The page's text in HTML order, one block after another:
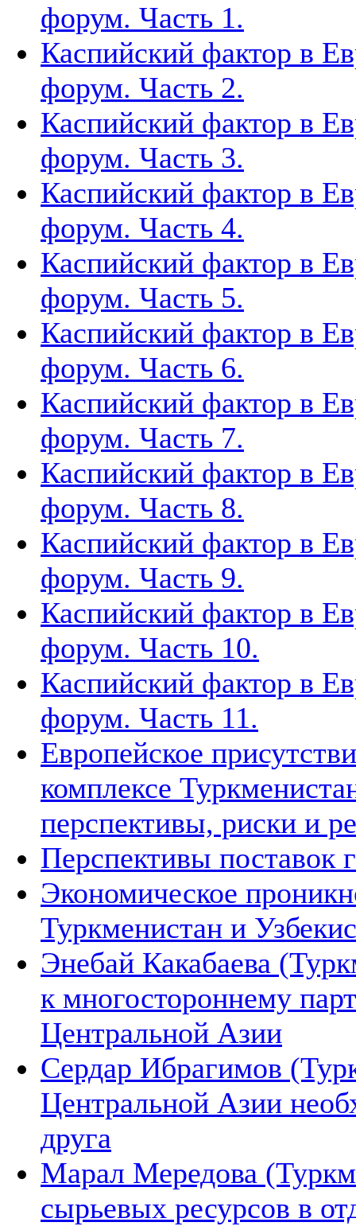
форум. Часть 1.
Каспийский фактор в
форум. Часть 2.
Каспийский фактор в
форум. Часть 3.
Каспийский фактор в
форум. Часть 4.
Каспийский фактор в
форум. Часть 5.
Каспийский фактор в
форум. Часть 6.
Каспийский фактор в
форум. Часть 7.
Каспийский фактор в
форум. Часть 8.
Каспийский фактор в
форум. Часть 9.
Каспийский фактор в
форум. Часть 10.
Каспийский фактор в
форум. Часть 11.
Европейское
комплексе
перспективы, риски и
Перспективы поставок
Экономическое
Туркменистан и
Энебай Какабаева
к многостороннему
Центральной Азии
Сердар Ибрагимов
Центральной Азии
друга
Марал Мередова
сырьевых ресурсов в